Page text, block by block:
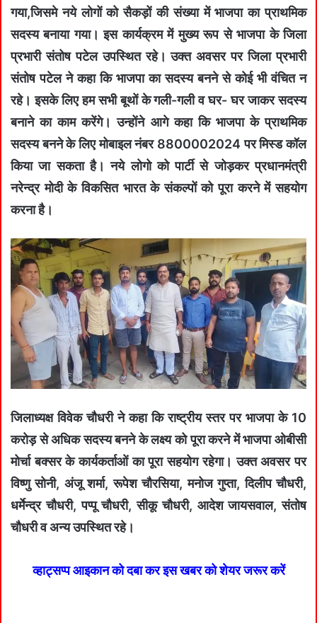
गया,जिसमे नये लोगों को सैकड़ों की संख्या में भाजपा का प्राथमिक
सदस्य बनाया गया। इस कार्यक्रम में मुख्य रूप से भाजपा के जिला
प्रभारी संतोष पटेल उपस्थित रहे। उक्त अवसर पर जिला प्रभारी
संतोष पटेल ने कहा कि भाजपा का सदस्य बनने से कोई भी वंचित न
रहे। इसके लिए हम सभी बूथों के गली-गली व घर- घर जाकर सदस्य
बनाने का काम करेंगे। उन्होंने आगे कहा कि भाजपा के प्राथमिक
सदस्य बनने के लिए मोबाइल नंबर 8800002024 पर मिस्ड कॉल
किया जा सकता है। नये लोगो को पार्टी से जोड़कर प्रधानमंत्री
नरेन्द्र मोदी के विकसित भारत के संकल्पों को पूरा करने में सहयोग
करना है।
जिलाध्यक्ष विवेक चौधरी ने कहा कि राष्ट्रीय स्तर पर भाजपा के 10
करोड़ से अधिक सदस्य बनने के लक्ष्य को पूरा करने में भाजपा ओबीसी
मोर्चा बक्सर के कार्यकर्ताओं का पूरा सहयोग रहेगा। उक्त अवसर पर
विष्णु सोनी, अंजू शर्मा, रूपेश चौरसिया, मनोज गुप्ता, दिलीप चौधरी,
धर्मेन्द्र चौधरी, पप्पू चौधरी, सीकू चौधरी, आदेश जायसवाल, संतोष
चौधरी व अन्य उपस्थित रहे।
व्हाट्सप्प आइकान को दबा कर इस खबर को शेयर जरूर करें